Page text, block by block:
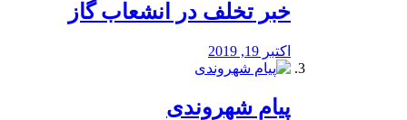
خبر تخلف در انشعاب گاز
اکتبر 19, 2019
پیام شهروندی